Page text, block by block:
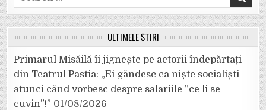
for:
ULTIMELE ȘTIRI
Primarul Misăilă îi jignește pe actorii îndepărtați
din Teatrul Pastia: „Ei gândesc ca niște socialiști
atunci când vorbesc despre salariile ”ce li se
cuvin”!” 01/08/2026